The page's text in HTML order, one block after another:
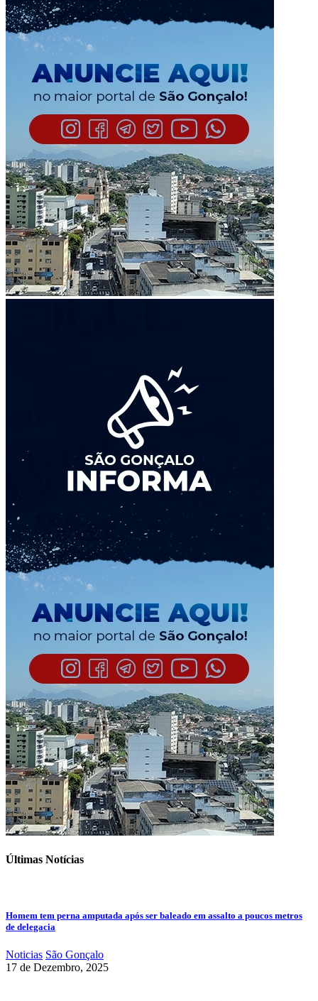
Últimas Notícias
Homem tem perna amputada após ser baleado em assalto a poucos metros
de delegacia
Noticias São Gonçalo
17 de Dezembro, 2025